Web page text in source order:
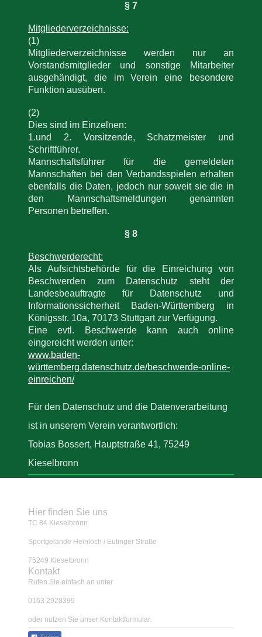
§ 7
Mitgliederverzeichnisse:
(1)
Mitgliederverzeichnisse werden nur an
Vorstandsmitglieder und sonstige Mitarbeiter
ausgehändigt, die im Verein eine besondere
Funktion ausüben.
(2)
Dies sind im Einzelnen:
1.und 2. Vorsitzende, Schatzmeister und
Schriftführer.
Mannschaftsführer für die gemeldeten
Mannschaften bei den Verbandsspielen erhalten
ebenfalls die Daten, jedoch nur soweit sie die in
den Mannschaftsmeldungen genannten
Personen betreffen.
§ 8
Beschwerderecht:
Als Aufsichtsbehörde für die Einreichung von
Beschwerden zum Datenschutz steht der
Landesbeauftragte für Datenschutz und
Informationssicherheit Baden-Württemberg in
Königsstr. 10a, 70173 Stuttgart zur Verfügung.
Eine evtl. Beschwerde kann auch online
eingereicht werden unter:
www.baden-
württemberg.datenschutz.de/beschwerde-online-
einreichen/
Für den Datenschutz und die Datenverarbeitung
ist in unserem Verein verantwortlich:
Tobias Bossert, Hauptstraße 41, 75249
Kieselbronn
Hier finden Sie uns
TC 84 Kieselbronn
Sportgelände Heinloch / Eutinger Straße
75249 Kieselbronn
Kontakt
Rufen Sie einfach an unter
0163 2928399
oder nutzen Sie unser Kontaktformular.